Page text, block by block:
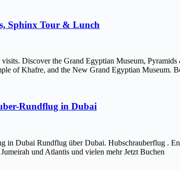
Sphinx Tour & Lunch
Discover the Grand Egyptian Museum,
of Khafre, and the New Grand Egyptian Museum.
Rundflug in Dubai
Dubai Rundflug über Dubai. Hubschrauberflug .
und Atlantis und vielen mehr Jetzt Buchen